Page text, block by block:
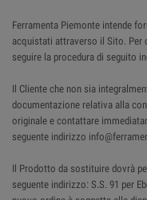
Ferramenta Piemonte intende
acquistati attraverso il Sito.
seguire la procedura di seguito
Il Cliente che non sia
documentazione relativa alla
originale e contattare
seguente indirizzo
Il Prodotto da sostituire dovrà
seguente indirizzo: S.S. 91 per